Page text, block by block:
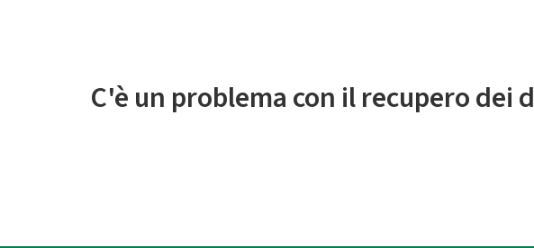
C'è un problema con il recupero dei